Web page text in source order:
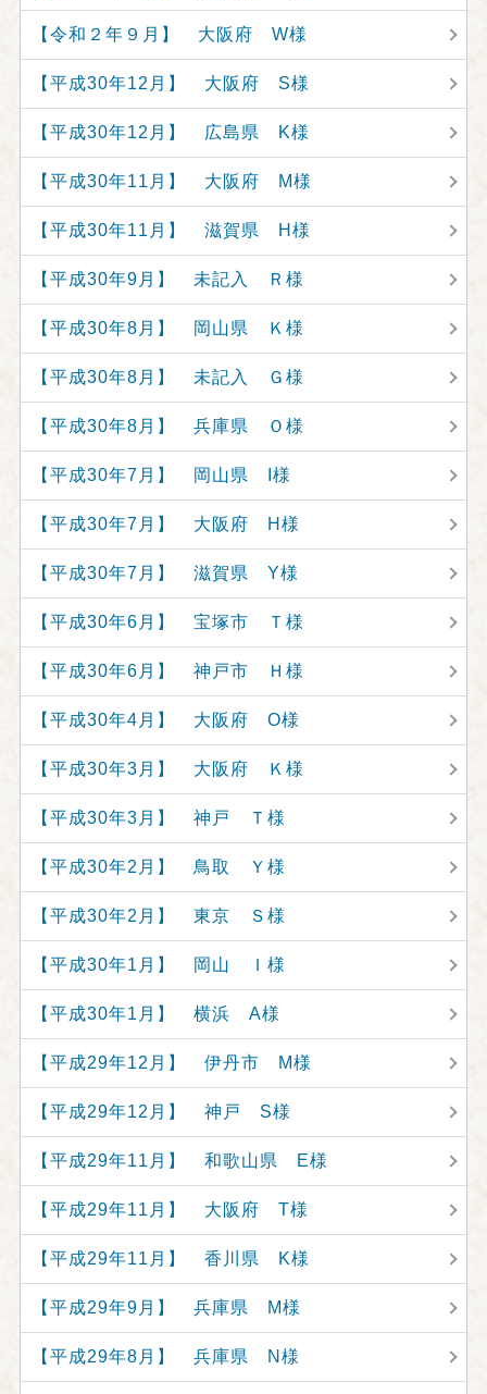
【令和２年９月】 大阪府 W様
【平成30年12月】 大阪府 S様
【平成30年12月】 広島県 K様
【平成30年11月】 大阪府 M様
【平成30年11月】 滋賀県 H様
【平成30年9月】 未記入 Ｒ様
【平成30年8月】 岡山県 Ｋ様
【平成30年8月】 未記入 Ｇ様
【平成30年8月】 兵庫県 Ｏ様
【平成30年7月】 岡山県 I様
【平成30年7月】 大阪府 H様
【平成30年7月】 滋賀県 Y様
【平成30年6月】 宝塚市 Ｔ様
【平成30年6月】 神戸市 Ｈ様
【平成30年4月】 大阪府 O様
【平成30年3月】 大阪府 Ｋ様
【平成30年3月】 神戸 Ｔ様
【平成30年2月】 鳥取 Ｙ様
【平成30年2月】 東京 Ｓ様
【平成30年1月】 岡山 Ｉ様
【平成30年1月】 横浜 A様
【平成29年12月】 伊丹市 M様
【平成29年12月】 神戸 S様
【平成29年11月】 和歌山県 E様
【平成29年11月】 大阪府 T様
【平成29年11月】 香川県 K様
【平成29年9月】 兵庫県 M様
【平成29年8月】 兵庫県 N様